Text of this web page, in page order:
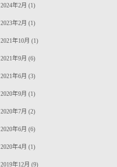
2024年2月 (1)
2023年2月 (1)
2021年10月 (1)
2021年9月 (6)
2021年6月 (3)
2020年9月 (1)
2020年7月 (2)
2020年6月 (6)
2020年4月 (1)
2019年12月 (9)